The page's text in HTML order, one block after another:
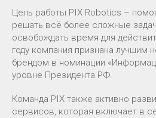
Цель работы PIX Robotics –
решать всё более сложные
освобождать время для
году компания признана лучшим
брендом в номинации
уровне Президента РФ.
Команда PIX также активно
сервисов, которая включает в